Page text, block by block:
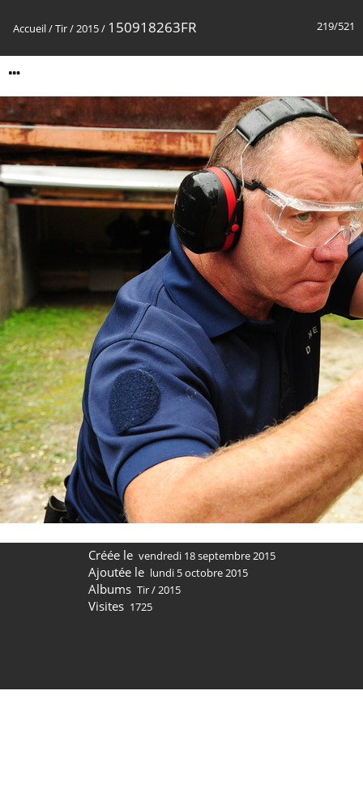
219/521
Accueil/Tir/2015/ 150918263FR
Créée le vendredi 18 septembre 2015
Ajoutée le lundi 5 octobre 2015
Albums Tir/2015
Visites 1725